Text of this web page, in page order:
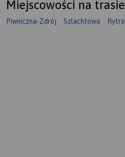
Miejscowości na trasie
Piwniczna-Zdrój Szlachtowa Rytro